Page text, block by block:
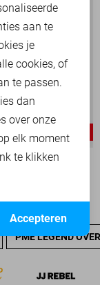
T-SHIRT
PME LEGEND
aan te
je
cookies, of
te passen.
dan
over onze
elk moment
te klikken
Accepteren